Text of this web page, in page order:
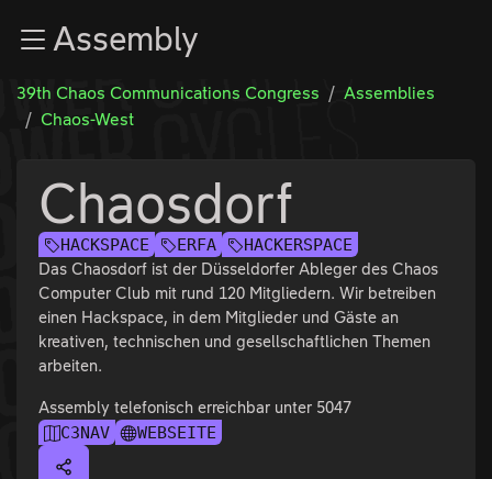
Zum InhaltAssembly
39th Chaos Communications Congress
Assemblies
Chaos-West
Chaosdorf
HACKSPACE ERFA HACKERSPACE
Das Chaosdorf ist der Düsseldorfer Ableger des Chaos
Computer Club mit rund 120 Mitgliedern. Wir betreiben
einen Hackspace, in dem Mitglieder und Gäste an
kreativen, technischen und gesellschaftlichen Themen
arbeiten.
Assembly telefonisch erreichbar unter 5047
C3NAV WEBSEITE